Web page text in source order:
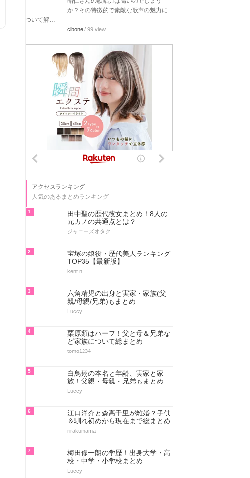
か？その特徴的で素敵な歌声の魅力に
ついて解…
cibone / 99 view
アクセスランキング
人気のあるまとめランキング
1
田中聖の歴代彼女まとめ！8人の
元カノの共通点とは？
ジャニーズオタク
2
宝塚の娘役・歴代美人ランキング
TOP35【最新版】
kent.n
3
六角精児の出身と実家・家族(父
親/母親/兄弟)もまとめ
Luccy
4
栗原類はハーフ！父と母＆兄弟な
ど家族について総まとめ
tomo1234
5
白鳥翔の本名と年齢、実家と家
族！父親・母親・兄弟もまとめ
Luccy
6
江口洋介と森高千里が離婚？子供
＆馴れ初めから現在まで総まとめ
rirakumama
7
梅田修一朗の学歴！出身大学・高
校・中学・小学校まとめ
Luccy